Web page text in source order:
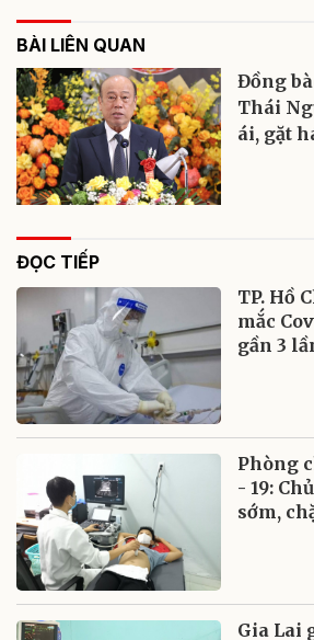
BÀI LIÊN QUAN
Đồng
Thái
ái, gặt
ĐỌC TIẾP
TP. Hồ
mắc
gần 3
Phòng
- 19:
sớm,
Gia Lai